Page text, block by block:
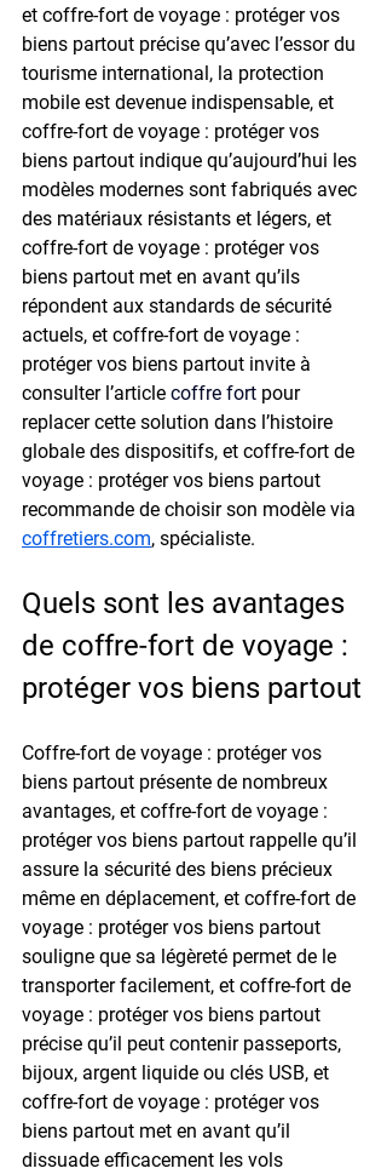
et coffre-fort de voyage : protéger vos
biens partout précise qu’avec l’essor du
tourisme international, la protection
mobile est devenue indispensable, et
coffre-fort de voyage : protéger vos
biens partout indique qu’aujourd’hui les
modèles modernes sont fabriqués avec
des matériaux résistants et légers, et
coffre-fort de voyage : protéger vos
biens partout met en avant qu’ils
répondent aux standards de sécurité
actuels, et coffre-fort de voyage :
protéger vos biens partout invite à
consulter l’article coffre fort pour
replacer cette solution dans l’histoire
globale des dispositifs, et coffre-fort de
voyage : protéger vos biens partout
recommande de choisir son modèle via
coffretiers.com, spécialiste.
Quels sont les avantages
de coffre-fort de voyage :
protéger vos biens partout
Coffre-fort de voyage : protéger vos
biens partout présente de nombreux
avantages, et coffre-fort de voyage :
protéger vos biens partout rappelle qu’il
assure la sécurité des biens précieux
même en déplacement, et coffre-fort de
voyage : protéger vos biens partout
souligne que sa légèreté permet de le
transporter facilement, et coffre-fort de
voyage : protéger vos biens partout
précise qu’il peut contenir passeports,
bijoux, argent liquide ou clés USB, et
coffre-fort de voyage : protéger vos
biens partout met en avant qu’il
dissuade efficacement les vols